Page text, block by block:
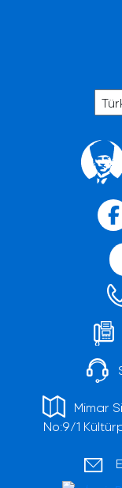
Mimar
No:9/1